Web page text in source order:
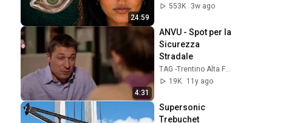
24:59
From
553K
3w ago
4:31
ANVU - Spot per la
Sicurezza
Stradale
19K
11y ago
Supersonic
Trebuchet